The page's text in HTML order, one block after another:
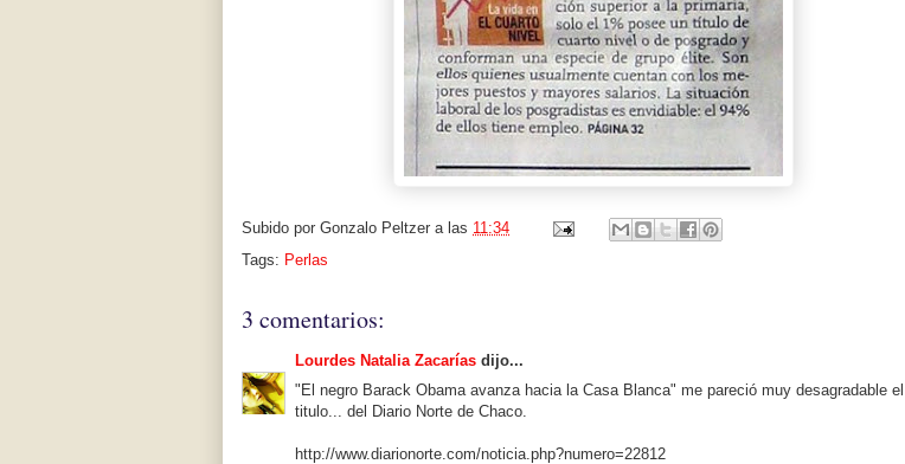
Subido por Gonzalo Peltzer a las 11:34
Tags: Perlas
3 comentarios:
Lourdes Natalia Zacarías dijo...
"El negro Barack Obama avanza hacia la Casa Blanca" me pareció muy desagradable el
titulo... del Diario Norte de Chaco.
http://www.diarionorte.com/noticia.php?numero=22812